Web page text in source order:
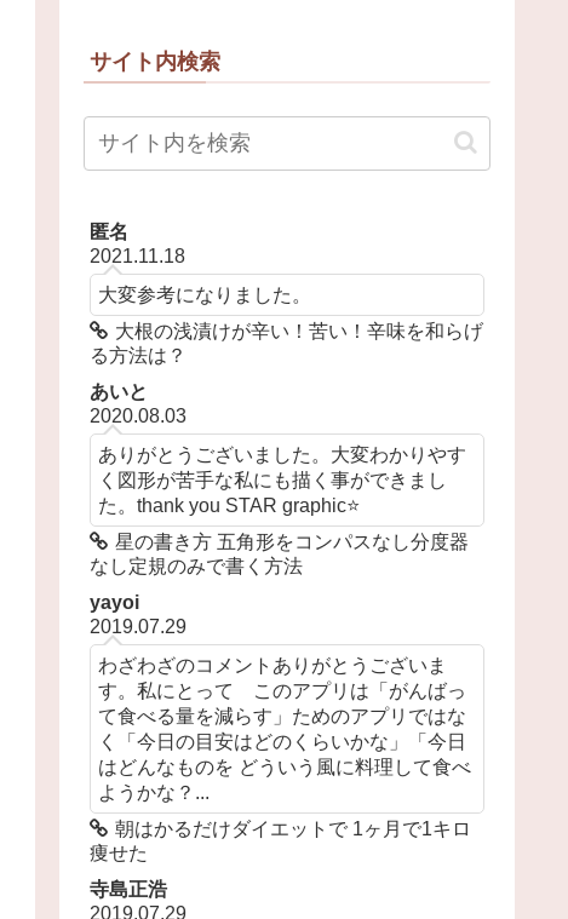
サイト内検索
匿名
2021.11.18
大変参考になりました。
大根の浅漬けが辛い！苦い！辛味を和らげ
る方法は？
あいと
2020.08.03
ありがとうございました。大変わかりやす
く図形が苦手な私にも描く事ができまし
た。thank you STAR graphic⭐️
星の書き方 五角形をコンパスなし分度器
なし定規のみで書く方法
yayoi
2019.07.29
わざわざのコメントありがとうございま
す。私にとって このアプリは「がんばっ
て食べる量を減らす」ためのアプリではな
く「今日の目安はどのくらいかな」「今日
はどんなものを どういう風に料理して食べ
ようかな？...
朝はかるだけダイエットで 1ヶ月で1キロ
痩せた
寺島正浩
2019.07.29